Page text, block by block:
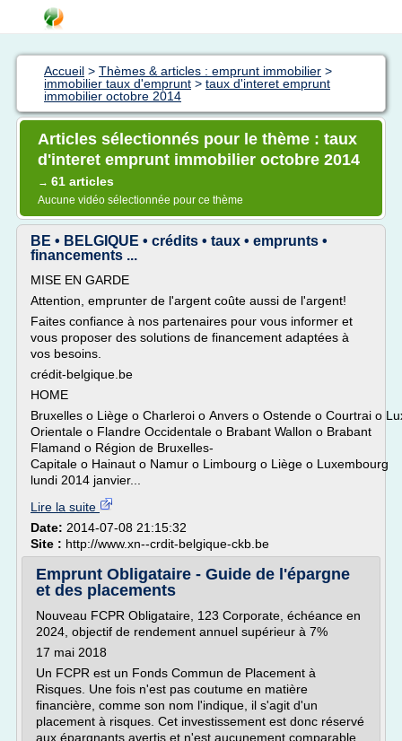
Accueil > Thèmes & articles : emprunt immobilier >
immobilier taux d'emprunt > taux d'interet emprunt
immobilier octobre 2014
Articles sélectionnés pour le thème : taux
d'interet emprunt immobilier octobre 2014
→ 61 articles
Aucune vidéo sélectionnée pour ce thème
BE • BELGIQUE • crédits • taux • emprunts •
financements ...
MISE EN GARDE
Attention, emprunter de l'argent coûte aussi de l'argent!
Faites confiance à nos partenaires pour vous informer et
vous proposer des solutions de financement adaptées à
vos besoins.
crédit-belgique.be
HOME
Bruxelles o Liège o Charleroi o Anvers o Ostende o Courtrai o
Orientale o Flandre Occidentale o Brabant Wallon o Brabant
Flamand o Région de Bruxelles-
Capitale o Hainaut o Namur o Limbourg o Liège o Luxembourg
lundi 2014 janvier...
Lire la suite
Date: 2014-07-08 21:15:32
Site : http://www.xn--crdit-belgique-ckb.be
Emprunt Obligataire - Guide de l'épargne
et des placements
Nouveau FCPR Obligataire, 123 Corporate, échéance en
2024, objectif de rendement annuel supérieur à 7%
17 mai 2018
Un FCPR est un Fonds Commun de Placement à
Risques. Une fois n'est pas coutume en matière
financière, comme son nom l'indique, il s'agit d'un
placement à risques. Cet investissement est donc réservé
aux épargnants avertis et n'est aucunement comparable